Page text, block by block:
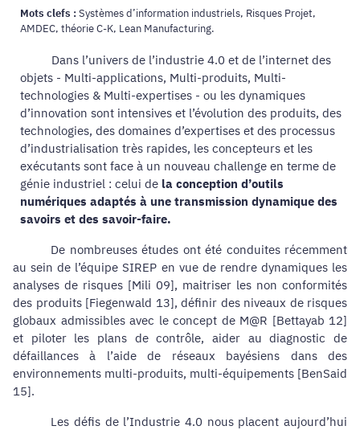
Mots clefs :Systèmes d’information industriels, Risques Projet,
AMDEC, théorie C-K, Lean Manufacturing.
Dans l’univers de l’industrie 4.0 et de l’internet des
objets - Multi-applications, Multi-produits, Multi-
technologies & Multi-expertises - ou les dynamiques
d’innovation sont intensives et l’évolution des produits, des
technologies, des domaines d’expertises et des processus
d’industrialisation très rapides, les concepteurs et les
exécutants sont face à un nouveau challenge en terme de
génie industriel : celui de la conception d’outils
numériques adaptés à une transmission dynamique des
savoirs et des savoir-faire.
De nombreuses études ont été conduites récemment
au sein de l’équipe SIREP en vue de rendre dynamiques les
analyses de risques [Mili 09], maitriser les non conformités
des produits [Fiegenwald 13], définir des niveaux de risques
globaux admissibles avec le concept de M@R [Bettayab 12]
et piloter les plans de contrôle, aider au diagnostic de
défaillances à l’aide de réseaux bayésiens dans des
environnements multi-produits, multi-équipements [BenSaid
15].
Les défis de l’Industrie 4.0 nous placent aujourd’hui